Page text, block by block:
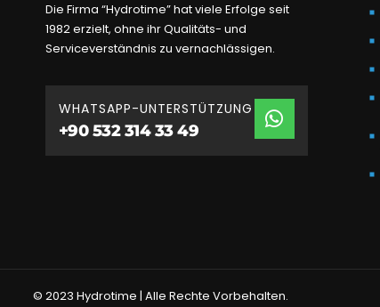
Die Firma “Hydrotime” hat viele Erfolge seit
1982 erzielt, ohne ihr Qualitäts- und
Serviceverständnis zu vernachlässigen.
WHATSAPP-UNTERSTÜTZUNG
+90 532 314 33 49
© 2023 Hydrotime | Alle Rechte Vorbehalten.